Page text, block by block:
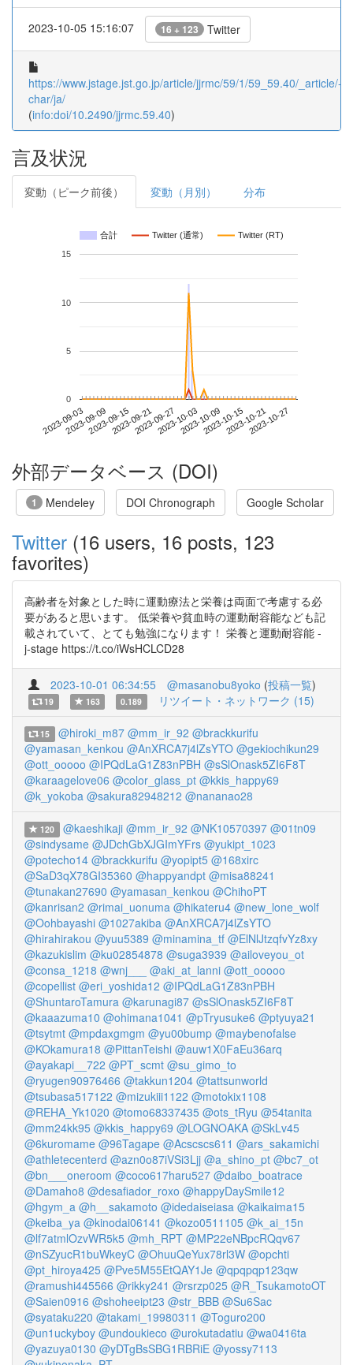
2023-10-05 15:16:07 16 + 123 Twitter
https://www.jstage.jst.go.jp/article/jjrmc/59/1/59_59.40/_article/-
char/ja/
(info:doi/10.2490/jjrmc.59.40)
言及状況
変動（ピーク前後） 変動（月別） 分布
合計 Twitter (通常) Twitter (RT)
2023-09-032023-09-092023-09-152023-09-212023-09-272023-10-032023-10-092023-10-152023-10-212023-10-27
0
5
10
15
外部データベース (DOI)
1 Mendeley DOI Chronograph Google Scholar
Twitter (16 users, 16 posts, 123
favorites)
高齢者を対象とした時に運動療法と栄養は両面で考慮する必
要があると思います。 低栄養や貧血時の運動耐容能なども記
載されていて、とても勉強になります！ 栄養と運動耐容能 -
j-stage https://t.co/iWsHCLCD28
2023-10-01 06:34:55 @masanobu8yoko (投稿一覧)
19 163 0.189 リツイート・ネットワーク (15)
15 @hiroki_m87 @mm_ir_92 @brackkurifu
@yamasan_kenkou @AnXRCA7j4lZsYTO @gekiochikun29
@ott_ooooo @IPQdLaG1Z83nPBH @sSlOnask5ZI6F8T
@karaagelove06 @color_glass_pt @kkis_happy69
@k_yokoba @sakura82948212 @nananao28
120 @kaeshikaji @mm_ir_92 @NK10570397 @01tn09
@sindysame @JDchGbXJGImYFrs @yukipt_1023
@potecho14 @brackkurifu @yopipt5 @168xirc
@SaD3qX78GI35360 @happyandpt @misa88241
@tunakan27690 @yamasan_kenkou @ChihoPT
@kanrisan2 @rimai_uonuma @hikateru4 @new_lone_wolf
@Oohbayashi @1027akiba @AnXRCA7j4lZsYTO
@hirahirakou @yuu5389 @minamina_tf @ElNlJtzqfvYz8xy
@kazukislim @ku02854878 @suga3939 @ailoveyou_ot
@consa_1218 @wnj___ @aki_at_lanni @ott_ooooo
@copellist @eri_yoshida12 @IPQdLaG1Z83nPBH
@ShuntaroTamura @karunagi87 @sSlOnask5ZI6F8T
@kaaazuma10 @ohimana1041 @pTryusuke6 @ptyuya21
@tsytmt @mpdaxgmgm @yu00bump @maybenofalse
@KOkamura18 @PittanTeishi @auw1X0FaEu36arq
@ayakapi__722 @PT_scmt @su_gimo_to
@ryugen90976466 @takkun1204 @tattsunworld
@tsubasa517122 @mizukiii1122 @motokix1108
@REHA_Yk1020 @tomo68337435 @ots_tRyu @54tanita
@mm24kk95 @kkis_happy69 @LOGNOAKA @SkLv45
@6kuromame @96Tagape @Acscscs611 @ars_sakamichi
@athletecenterd @azn0o87iVSi3Ljj @a_shino_pt @bc7_ot
@bn___oneroom @coco617haru527 @daibo_boatrace
@Damaho8 @desafiador_roxo @happyDaySmile12
@hgym_a @h__sakamoto @idedaiseiasa @kaikaima15
@keiba_ya @kinodai06141 @kozo0511105 @k_ai_15n
@lf7atmlOzvWR5k5 @mh_RPT @MP22eNBpcRQqv67
@nSZyucR1buWkeyC @OhuuQeYux78rl3W @opchti
@pt_hiroya425 @Pve5M55EtQAY1Je @qpqpqp123qw
@ramushi445566 @rikky241 @rsrzp025 @R_TsukamotoOT
@Saien0916 @shoheeipt23 @str_BBB @Su6Sac
@syataku220 @takami_19980311 @Toguro200
@un1uckyboy @undoukieco @urokutadatiu @wa0416ta
@yazuya0130 @yDTgBsSBG1RBRiE @yossy7113